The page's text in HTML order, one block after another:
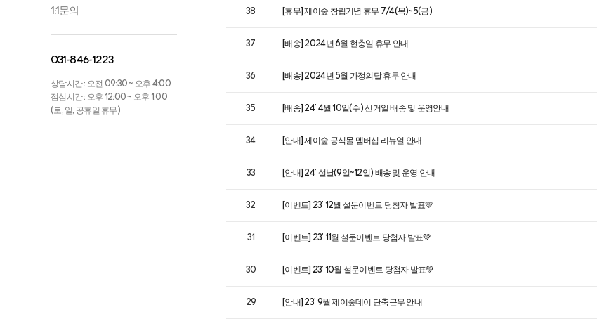
1:1문의
031-846-1223
상담시간 : 오전 09:30 ~ 오후 4:00
점심시간 : 오후 12:00 ~ 오후 1:00
(토, 일, 공휴일 휴무)
38 [휴무] 제이숲 창립기념 휴무 7/4(목)~5(금)
37 [배송] 2024년 6월 현충일 휴무 안내
36 [배송] 2024년 5월 가정의달 휴무 안내
35 [배송] 24' 4월 10일(수) 선거일 배송 및 운영안내
34 [안내] 제이숲 공식몰 멤버십 리뉴얼 안내
33 [안내] 24' 설날(9일~12일) 배송 및 운영 안내
32 [이벤트] 23' 12월 설문이벤트 당첨자 발표💚
31 [이벤트] 23' 11월 설문이벤트 당첨자 발표💚
30 [이벤트] 23' 10월 설문이벤트 당첨자 발표💚
29 [안내] 23' 9월 제이숲데이 단축근무 안내